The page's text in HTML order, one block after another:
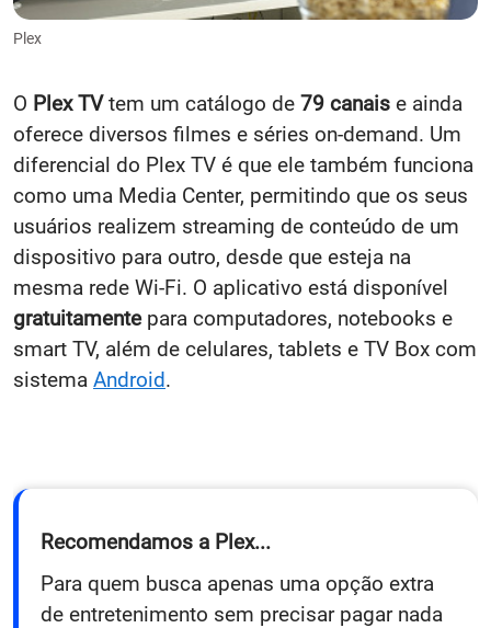
Plex
O Plex TVtem um catálogo de 79 canais e ainda
oferece diversos filmes e séries on-demand. Um
diferencial do Plex TV é que ele também funciona
como uma Media Center, permitindo que os seus
usuários realizem streaming de conteúdo de um
dispositivo para outro, desde que esteja na
mesma rede Wi-Fi. O aplicativo está disponível
gratuitamente para computadores, notebooks e
smart TV, além de celulares, tablets e TV Box com
sistema Android.
Recomendamos a Plex...
Para quem busca apenas uma opção extra
de entretenimento sem precisar pagar nada